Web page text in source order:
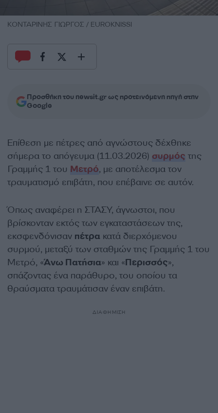
ΚΟΝΤΑΡΙΝΗΣ ΓΙΩΡΓΟΣ / EUROKNISSI
Προσθήκη του newsit.gr ως προτεινόμενη πηγή στην
Google
Επίθεση με πέτρες από αγνώστους δέχθηκε
σήμερα το απόγευμα (11.03.2026) συρμός της
Γραμμής 1 του Μετρό, με αποτέλεσμα τον
τραυματισμό επιβάτη, που επέβαινε σε αυτόν.
Όπως αναφέρει η ΣΤΑΣΥ, άγνωστοι, που
βρίσκονταν εκτός των εγκαταστάσεων της,
εκσφενδόνισαν πέτρα κατά διερχόμενου
συρμού, μεταξύ των σταθμών της Γραμμής 1 του
Μετρό, «Άνω Πατήσια» και «Περισσός»,
σπάζοντας ένα παράθυρο, του οποίου τα
θραύσματα τραυμάτισαν έναν επιβάτη.
ΔΙΑΦΗΜΙΣΗ